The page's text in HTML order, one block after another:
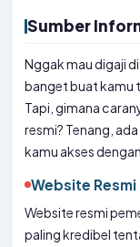
Sumber
Nggak mau digaji
banget buat kamu
Tapi, gimana
resmi? Tenang,
kamu akses
Website Resmi
Website resmi
paling kredibel